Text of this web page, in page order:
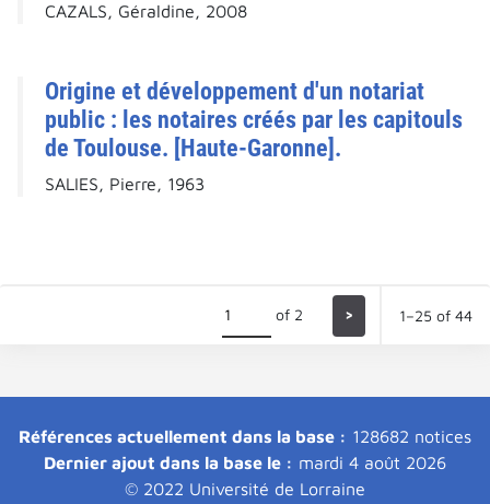
CAZALS, Géraldine, 2008
Origine et développement d'un notariat
public : les notaires créés par les capitouls
de Toulouse. [Haute-Garonne].
SALIES, Pierre, 1963
of 2 > 1–25 of 44
Références actuellement dans la base : 128682 notices
Dernier ajout dans la base le : mardi 4 août 2026
© 2022 Université de Lorraine